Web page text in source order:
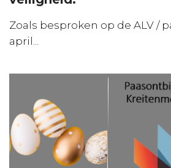
Zoals besproken op de ALV /
april...